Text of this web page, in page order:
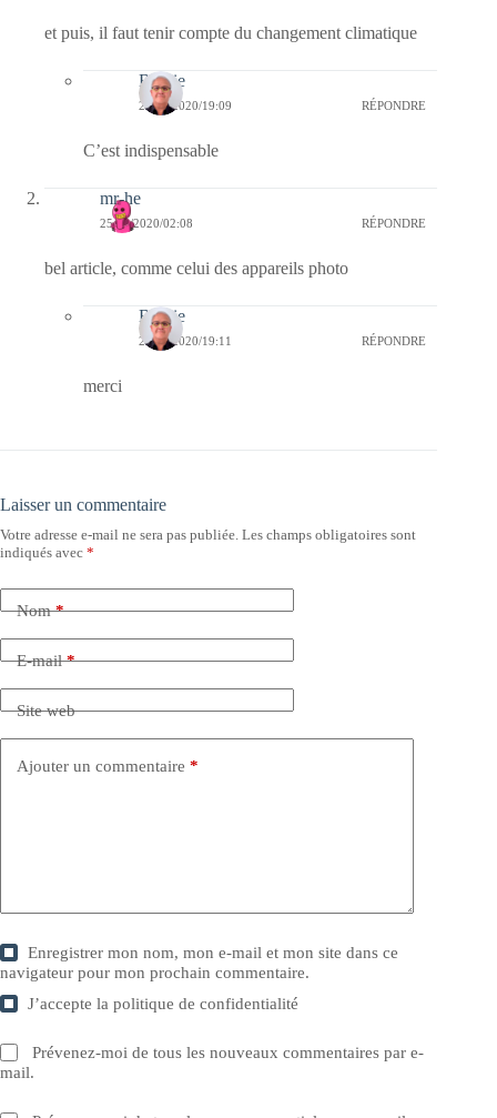
et puis, il faut tenir compte du changement climatique
Bernie
25/08/2020/19:09 RÉPONDRE
C’est indispensable
mr-he
25/08/2020/02:08 RÉPONDRE
bel article, comme celui des appareils photo
Bernie
25/08/2020/19:11 RÉPONDRE
merci
Laisser un commentaire
Votre adresse e-mail ne sera pas publiée. Les champs obligatoires sont
indiqués avec *
Nom*
E-mail*
Site web
Ajouter un commentaire *
Enregistrer mon nom, mon e-mail et mon site dans ce
navigateur pour mon prochain commentaire.
J’accepte lapolitique de confidentialité
Prévenez-moi de tous les nouveaux commentaires par e-
mail.